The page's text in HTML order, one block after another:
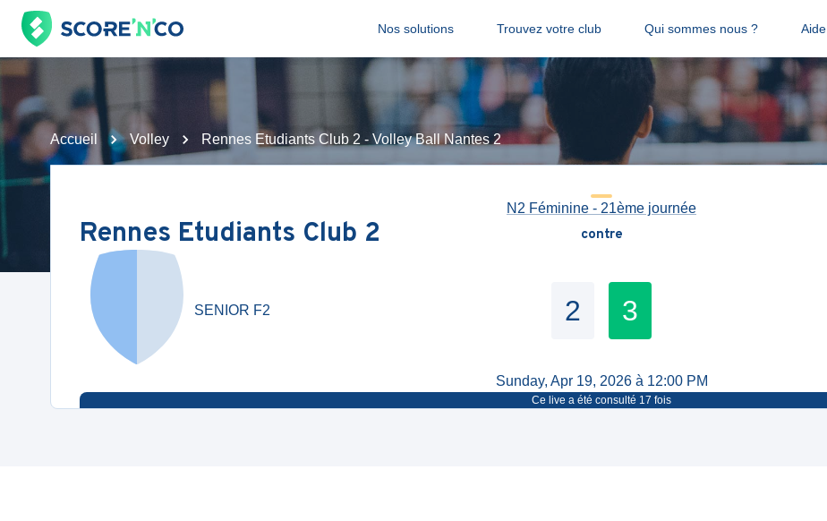
Nos solutions Trouvez votre club Qui sommes nous ? Aide
Accueil Volley Rennes Etudiants Club 2 - Volley Ball Nantes 2
N2 Féminine - 21ème journée
Rennes Etudiants Club 2 contre
SENIOR F2 2 3
Sunday, Apr 19, 2026 à 12:00 PM
Ce live a été consulté 17 fois